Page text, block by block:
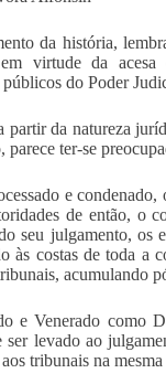
da história,
virtude da acesa
do Poder
da natureza
parece ter-se
e
de então, o
seu julgamento, os
às costas de toda a
acumulando
e Venerado como
levado ao
tribunais na